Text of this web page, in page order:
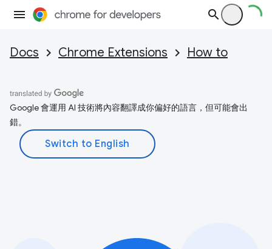
Docs Chrome Extensions How to
Google 會運用 AI 技術將內容翻譯成你偏好的語言，但可能會出
錯。